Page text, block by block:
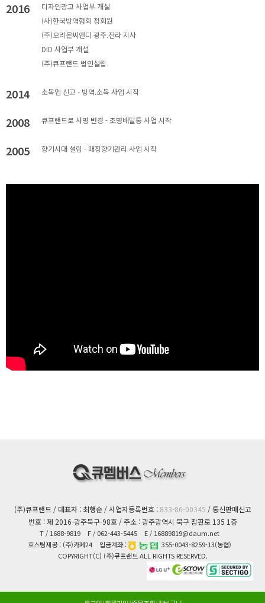
2016
디자인광고 사업부 개설
(사)한국방역협회 정회원
(주)오리온씨앤디 광주.전라 지사
DID 사업부 개설
(주)큐프랜드 법인설립
2014 소독업 신고 - 방역.소독 사업 시작
2008 큐프랜드로 사명 변경 - 조명배달통 사업 시작
2005 향기시대 설립 - 매장향기관리 사업 시작
(주)큐프랜드 / 대표자 : 최행순 / 사업자등록번호 : 833-86-00345 / 통신판매신고
번호 : 제 2016-광주북구-98호 / 주소 : 광주광역시 북구 참판로 135 1층
T/ 1688-9819 F/ 062-443-5445 E/ 16889819@daum.net
호스팅제공 : (주)카페24
입금계좌 :
355-0043-8259-13(농협)
COPYRIGHT(C) (주)큐프랜드 ALL RIGHTS RESERVED.